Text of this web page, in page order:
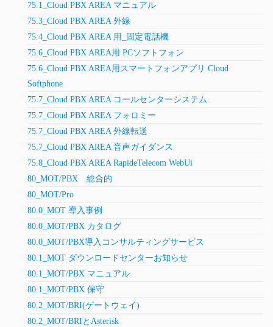
75.1_Cloud PBX AREA マニュアル
75.3_Cloud PBX AREA 外線
75.4_Cloud PBX AREA 用_固定電話機
75.6_Cloud PBX AREA用 PCソフトフォン
75.6_Cloud PBX AREA用スマートフォンアプリ Cloud
Softphone
75.7_Cloud PBX AREA コールセンターシステム
75.7_Cloud PBX AREA フォロミー
75.7_Cloud PBX AREA 外線転送
75.7_Cloud PBX AREA 音声ガイダンス
75.8_Cloud PBX AREA RapideTelecom WebUi
80_MOT/PBX 総合的
80_MOT/Pro
80.0_MOT 導入事例
80.0_MOT/PBX カタログ
80.0_MOT/PBX導入コンサルティングサービス
80.1_MOT ダウンロードセンターお知らせ
80.1_MOT/PBX マニュアル
80.1_MOT/PBX 保守
80.2_MOT/BRI(ゲートウェイ)
80.2_MOT/BRIとAsterisk